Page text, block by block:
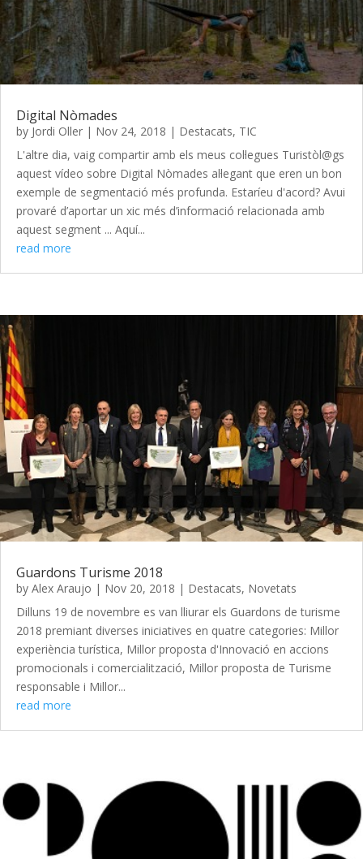
Digital Nòmades
by Jordi Oller | Nov 24, 2018 | Destacats, TIC
L'altre dia, vaig compartir amb els meus col·legues Turistòl@gs
aquest vídeo sobre Digital Nòmades al·legant que eren un bon
exemple de segmentació més profunda. Estaríeu d'acord? Avui
provaré d’aportar un xic més d’informació relacionada amb
aquest segment ... Aquí...
read more
Guardons Turisme 2018
by Alex Araujo | Nov 20, 2018 | Destacats, Novetats
Dilluns 19 de novembre es van lliurar els Guardons de turisme
2018 premiant diverses iniciatives en quatre categories: Millor
experiència turística, Millor proposta d'Innovació en accions
promocionals i comercialització, Millor proposta de Turisme
responsable i Millor...
read more